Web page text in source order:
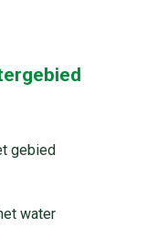
gebied
water